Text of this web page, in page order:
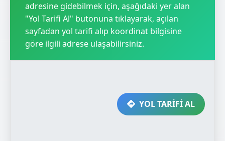
adresine gidebilmek için, aşağıdaki yer alan
"Yol Tarifi Al" butonuna tıklayarak, açılan
sayfadan yol tarifi alıp koordinat bilgisine
göre ilgili adrese ulaşabilirsiniz.
YOL TARİFİ AL